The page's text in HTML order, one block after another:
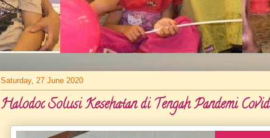
Saturday, 27 June 2020
Halodoc Solusi Kesehatan di Tengah Pandemi Covid